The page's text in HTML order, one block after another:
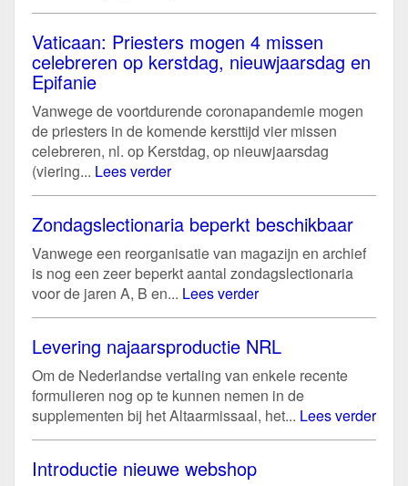
Vaticaan: Priesters mogen 4 missen
celebreren op kerstdag, nieuwjaarsdag en
Epifanie
Vanwege de voortdurende coronapandemie mogen
de priesters in de komende kersttijd vier missen
celebreren, nl. op Kerstdag, op nieuwjaarsdag
(viering... Lees verder
Zondagslectionaria beperkt beschikbaar
Vanwege een reorganisatie van magazijn en archief
is nog een zeer beperkt aantal zondagslectionaria
voor de jaren A, B en... Lees verder
Levering najaarsproductie NRL
Om de Nederlandse vertaling van enkele recente
formulieren nog op te kunnen nemen in de
supplementen bij het Altaarmissaal, het... Lees verder
Introductie nieuwe webshop